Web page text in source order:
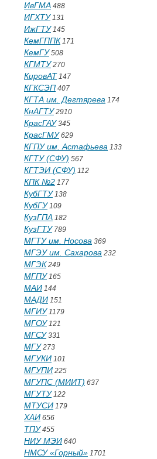
ИвГМА 488
ИГХТУ131
ИжГТУ145
КемГППК 171
КемГУ508
КГМТУ270
КировАТ 147
КГКСЭП 407
КГТА им. Дегтярева 174
КнАГТУ2910
КрасГАУ345
КрасГМУ629
КГПУ им. Астафьева 133
КГТУ (СФУ) 567
КГТЭИ (СФУ) 112
КПК №2 177
КубГТУ138
КубГУ109
КузГПА 182
КузГТУ789
МГТУ им. Носова 369
МГЭУ им. Сахарова 232
МГЭК 249
МГПУ165
МАИ 144
МАДИ 151
МГИУ1179
МГОУ121
МГСУ331
МГУ273
МГУКИ 101
МГУПИ 225
МГУПС (МИИТ) 637
МГУТУ122
МТУСИ 179
ХАИ 656
ТПУ455
НИУ МЭИ 640
НМСУ «Горный» 1701